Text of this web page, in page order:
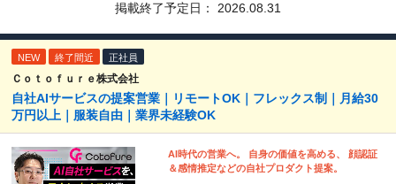
掲載終了予定日： 2026.08.31
NEW 終了間近 正社員
Ｃｏｔｏｆｕｒｅ株式会社
自社AIサービスの提案営業｜リモートOK｜フレックス制｜月給30
万円以上｜服装自由｜業界未経験OK
AI時代の営業へ。 自身の価値を高める、 顔認証
＆感情推定などの自社プロダクト提案。